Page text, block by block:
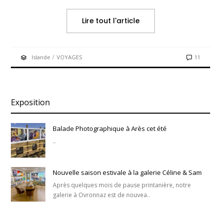
Lire tout l'article
Islande /VOYAGES 11
Exposition
Balade Photographique à Arès cet été
..
Nouvelle saison estivale à la galerie Céline & Sam
Après quelques mois de pause printanière, notre
galerie à Ovronnaz est de nouvea..